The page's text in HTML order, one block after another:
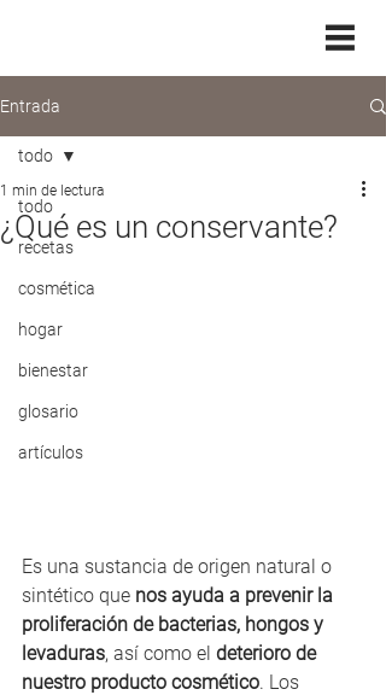
Entrada
todo
recetas
cosmética
hogar
bienestar
glosario
artículos
todo
¿Qué es un conservante?
1 min de lectura
Es una sustancia de origen natural o
sintético que nos ayuda a prevenir la
proliferación de bacterias, hongos y
levaduras, así como el deterioro de
nuestro producto cosmético. Los